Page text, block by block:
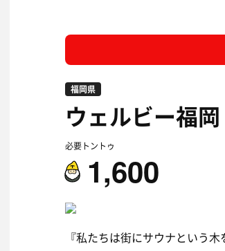
福岡県
ウェルビー福岡
必要トントゥ
1,600
『私たちは街にサウナという